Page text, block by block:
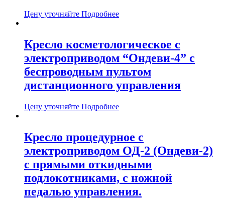
Цену уточняйте Подробнее
Кресло косметологическое с
электроприводом “Ондеви-4” с
беспроводным пультом
дистанционного управления
Цену уточняйте Подробнее
Кресло процедурное с
электроприводом ОД-2 (Ондеви-2)
с прямыми откидными
подлокотниками, с ножной
педалью управления.